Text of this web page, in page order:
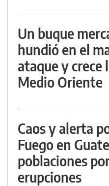
Un buque
hundió en el
ataque y crece
Medio Oriente
Caos y alerta
Fuego en
poblaciones
erupciones